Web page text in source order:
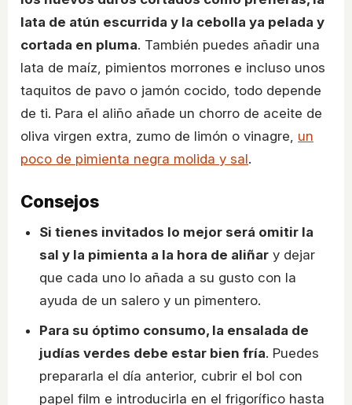
lata de atún escurrida y la cebolla ya pelada y
cortada en pluma. También puedes añadir una
lata de maíz, pimientos morrones e incluso unos
taquitos de pavo o jamón cocido, todo depende
de ti. Para el aliño añade un chorro de aceite de
oliva virgen extra, zumo de limón o vinagre, un
poco de pimienta negra molida y sal.
Consejos
Si tienes invitados lo mejor será omitir la
sal y la pimienta a la hora de aliñar y dejar
que cada uno lo añada a su gusto con la
ayuda de un salero y un pimentero.
Para su óptimo consumo, la ensalada de
judías verdes debe estar bien fría. Puedes
prepararla el día anterior, cubrir el bol con
papel film e introducirla en el frigorífico hasta